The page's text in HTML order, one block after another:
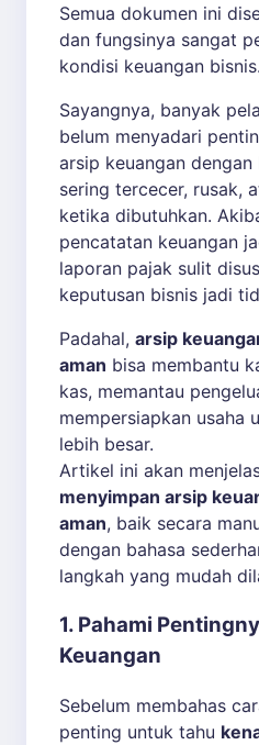
Semua dokumen ini
dan fungsinya sangat
kondisi keuangan bisnis.
Sayangnya, banyak
belum menyadari
arsip keuangan
sering tercecer, rusak,
ketika dibutuhkan.
pencatatan keuangan
laporan pajak sulit
keputusan bisnis jadi
Padahal, arsip
aman bisa membantu
kas, memantau
mempersiapkan usaha
lebih besar.
Artikel ini akan
menyimpan arsip
aman, baik secara
dengan bahasa
langkah yang mudah
1. Pahami
Keuangan
Sebelum membahas
penting untuk tahu